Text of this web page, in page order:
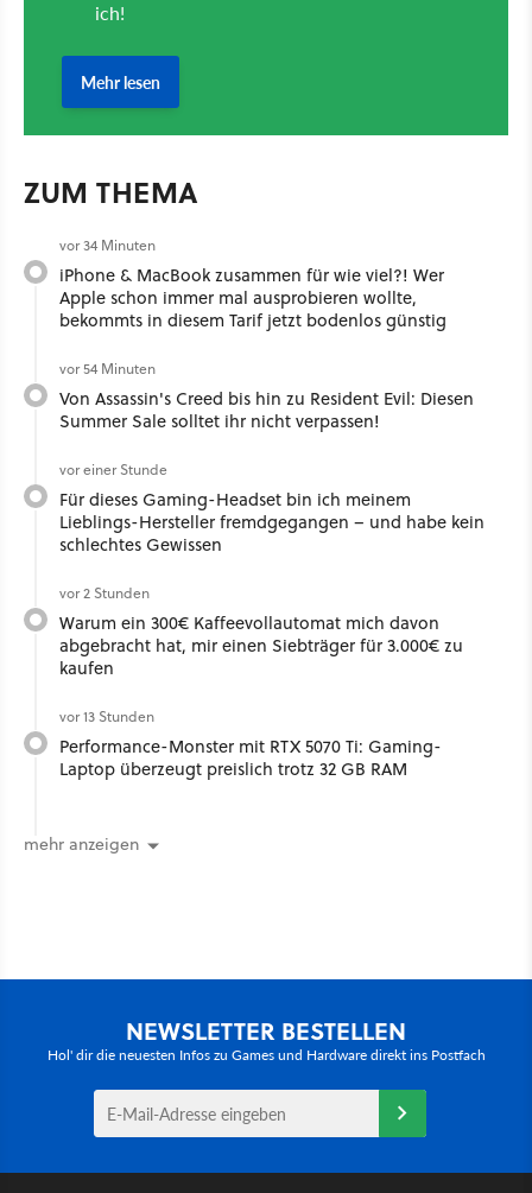
ZUM THEMA
vor 34 Minuten
iPhone & MacBook zusammen für wie viel?! Wer
Apple schon immer mal ausprobieren wollte,
bekommts in diesem Tarif jetzt bodenlos günstig
vor 54 Minuten
Von Assassin's Creed bis hin zu Resident Evil: Diesen
Summer Sale solltet ihr nicht verpassen!
vor einer Stunde
Für dieses Gaming-Headset bin ich meinem
Lieblings-Hersteller fremdgegangen – und habe kein
schlechtes Gewissen
vor 2 Stunden
Warum ein 300€ Kaffeevollautomat mich davon
abgebracht hat, mir einen Siebträger für 3.000€ zu
kaufen
vor 13 Stunden
Performance-Monster mit RTX 5070 Ti: Gaming-
Laptop überzeugt preislich trotz 32 GB RAM
mehr anzeigen
NEWSLETTER BESTELLEN
Hol' dir die neuesten Infos zu Games und Hardware direkt ins Postfach